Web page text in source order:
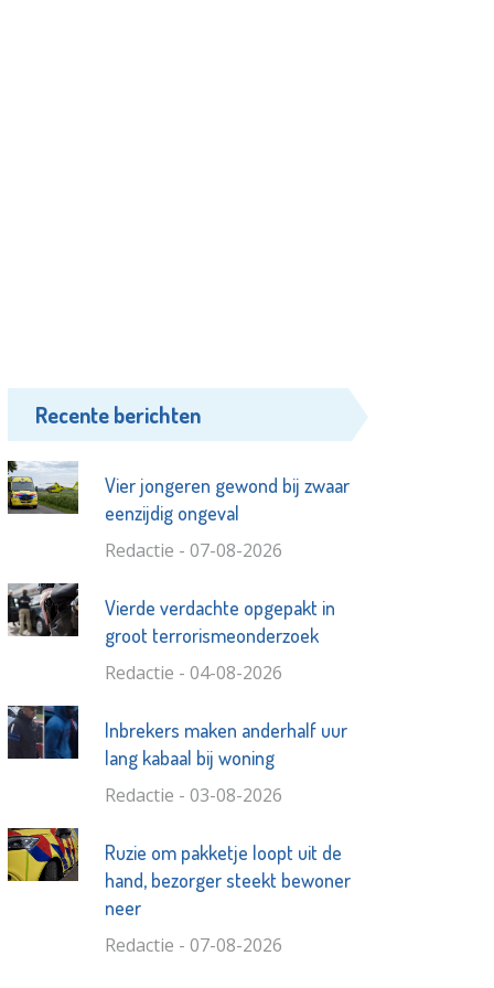
Recente berichten
Vier jongeren gewond bij zwaar
eenzijdig ongeval
Redactie - 07-08-2026
Vierde verdachte opgepakt in
groot terrorismeonderzoek
Redactie - 04-08-2026
Inbrekers maken anderhalf uur
lang kabaal bij woning
Redactie - 03-08-2026
Ruzie om pakketje loopt uit de
hand, bezorger steekt bewoner
neer
Redactie - 07-08-2026